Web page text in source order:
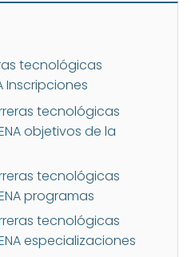
tecnológicas
Inscripciones
tecnológicas
objetivos de la
tecnológicas
programas
tecnológicas
especializaciones